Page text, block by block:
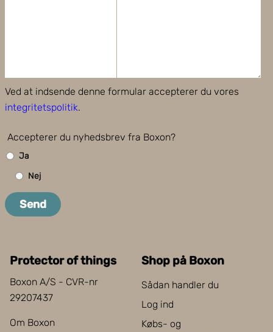
Ved at indsende denne formular accepterer du vores
integritetspolitik.
Accepterer du nyhedsbrev fra Boxon?
Ja
Nej
Send
Protector of things
Boxon A/S - CVR-nr
29207437
Om Boxon
Shop på Boxon
Sådan handler du
Log ind
Købs- og